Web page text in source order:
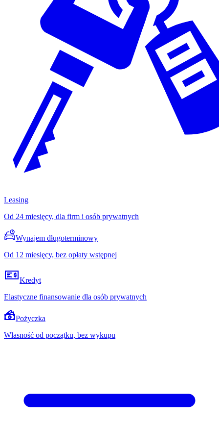
Leasing
Od 24 miesięcy, dla firm i osób prywatnych
Wynajem długoterminowy
Od 12 miesięcy, bez opłaty wstępnej
Kredyt
Elastyczne finansowanie dla osób prywatnych
Pożyczka
Własność od początku, bez wykupu